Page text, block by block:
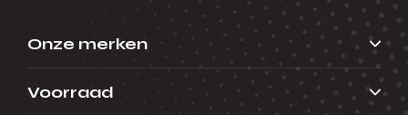
Onze merken
Voorraad